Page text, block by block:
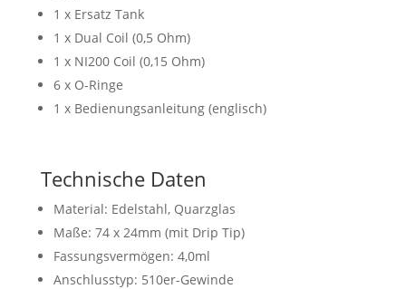
1 x Ersatz Tank
1 x Dual Coil (0,5 Ohm)
1 x NI200 Coil (0,15 Ohm)
6 x O-Ringe
1 x Bedienungsanleitung (englisch)
Technische Daten
Material: Edelstahl, Quarzglas
Maße: 74 x 24mm (mit Drip Tip)
Fassungsvermögen: 4,0ml
Anschlusstyp: 510er-Gewinde